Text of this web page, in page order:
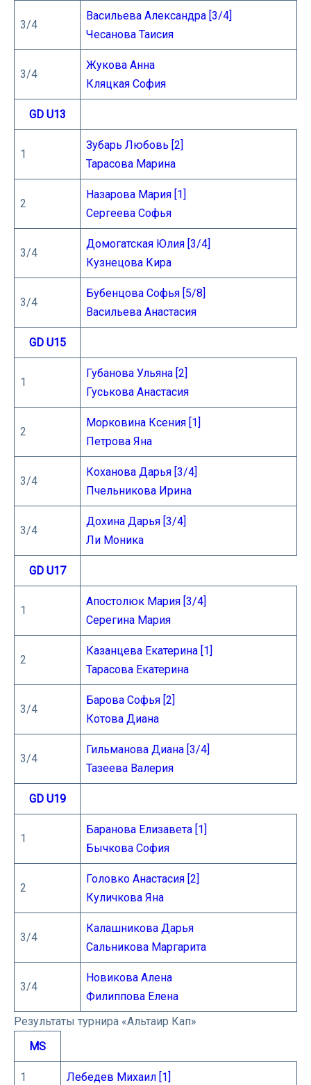
3/4
Васильева Александра [3/4]
Чесанова Таисия
3/4
Жукова Анна
Кляцкая София
GD U13
1
Зубарь Любовь [2]
Тарасова Марина
2
Назарова Мария [1]
Сергеева Софья
3/4
Домогатская Юлия [3/4]
Кузнецова Кира
3/4
Бубенцова Софья [5/8]
Васильева Анастасия
GD U15
1
Губанова Ульяна [2]
Гуськова Анастасия
2
Морковина Ксения [1]
Петрова Яна
3/4
Коханова Дарья [3/4]
Пчельникова Ирина
3/4
Дохина Дарья [3/4]
Ли Моника
GD U17
1
Апостолюк Мария [3/4]
Серегина Мария
2
Казанцева Екатерина [1]
Тарасова Екатерина
3/4
Барова Софья [2]
Котова Диана
3/4
Гильманова Диана [3/4]
Тазеева Валерия
GD U19
1
Баранова Елизавета [1]
Бычкова София
2
Головко Анастасия [2]
Куличкова Яна
3/4
Калашникова Дарья
Сальникова Маргарита
3/4
Новикова Алена
Филиппова Елена
Результаты турнира «Альтаир Кап»
MS
1 Лебедев Михаил [1]